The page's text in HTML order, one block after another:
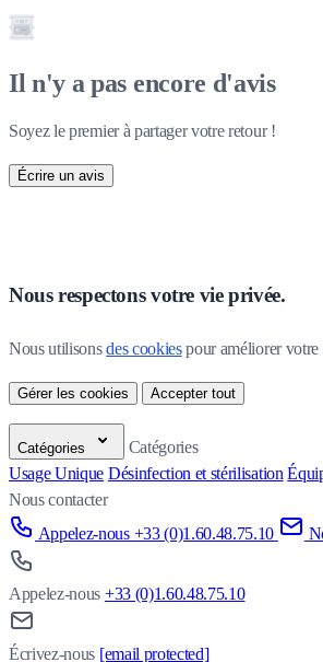
Il n'y a pas encore d'avis
Soyez le premier à partager votre retour !
Écrire un avis
Nous respectons votre vie privée.
Nous utilisons des cookies pour améliorer votre
Gérer les cookies Accepter tout
Catégories
Catégories
Usage Unique Désinfection et stérilisation
Nous contacter
Appelez-nous +33 (0)1.60.48.75.10
Appelez-nous +33 (0)1.60.48.75.10
Écrivez-nous [email protected]